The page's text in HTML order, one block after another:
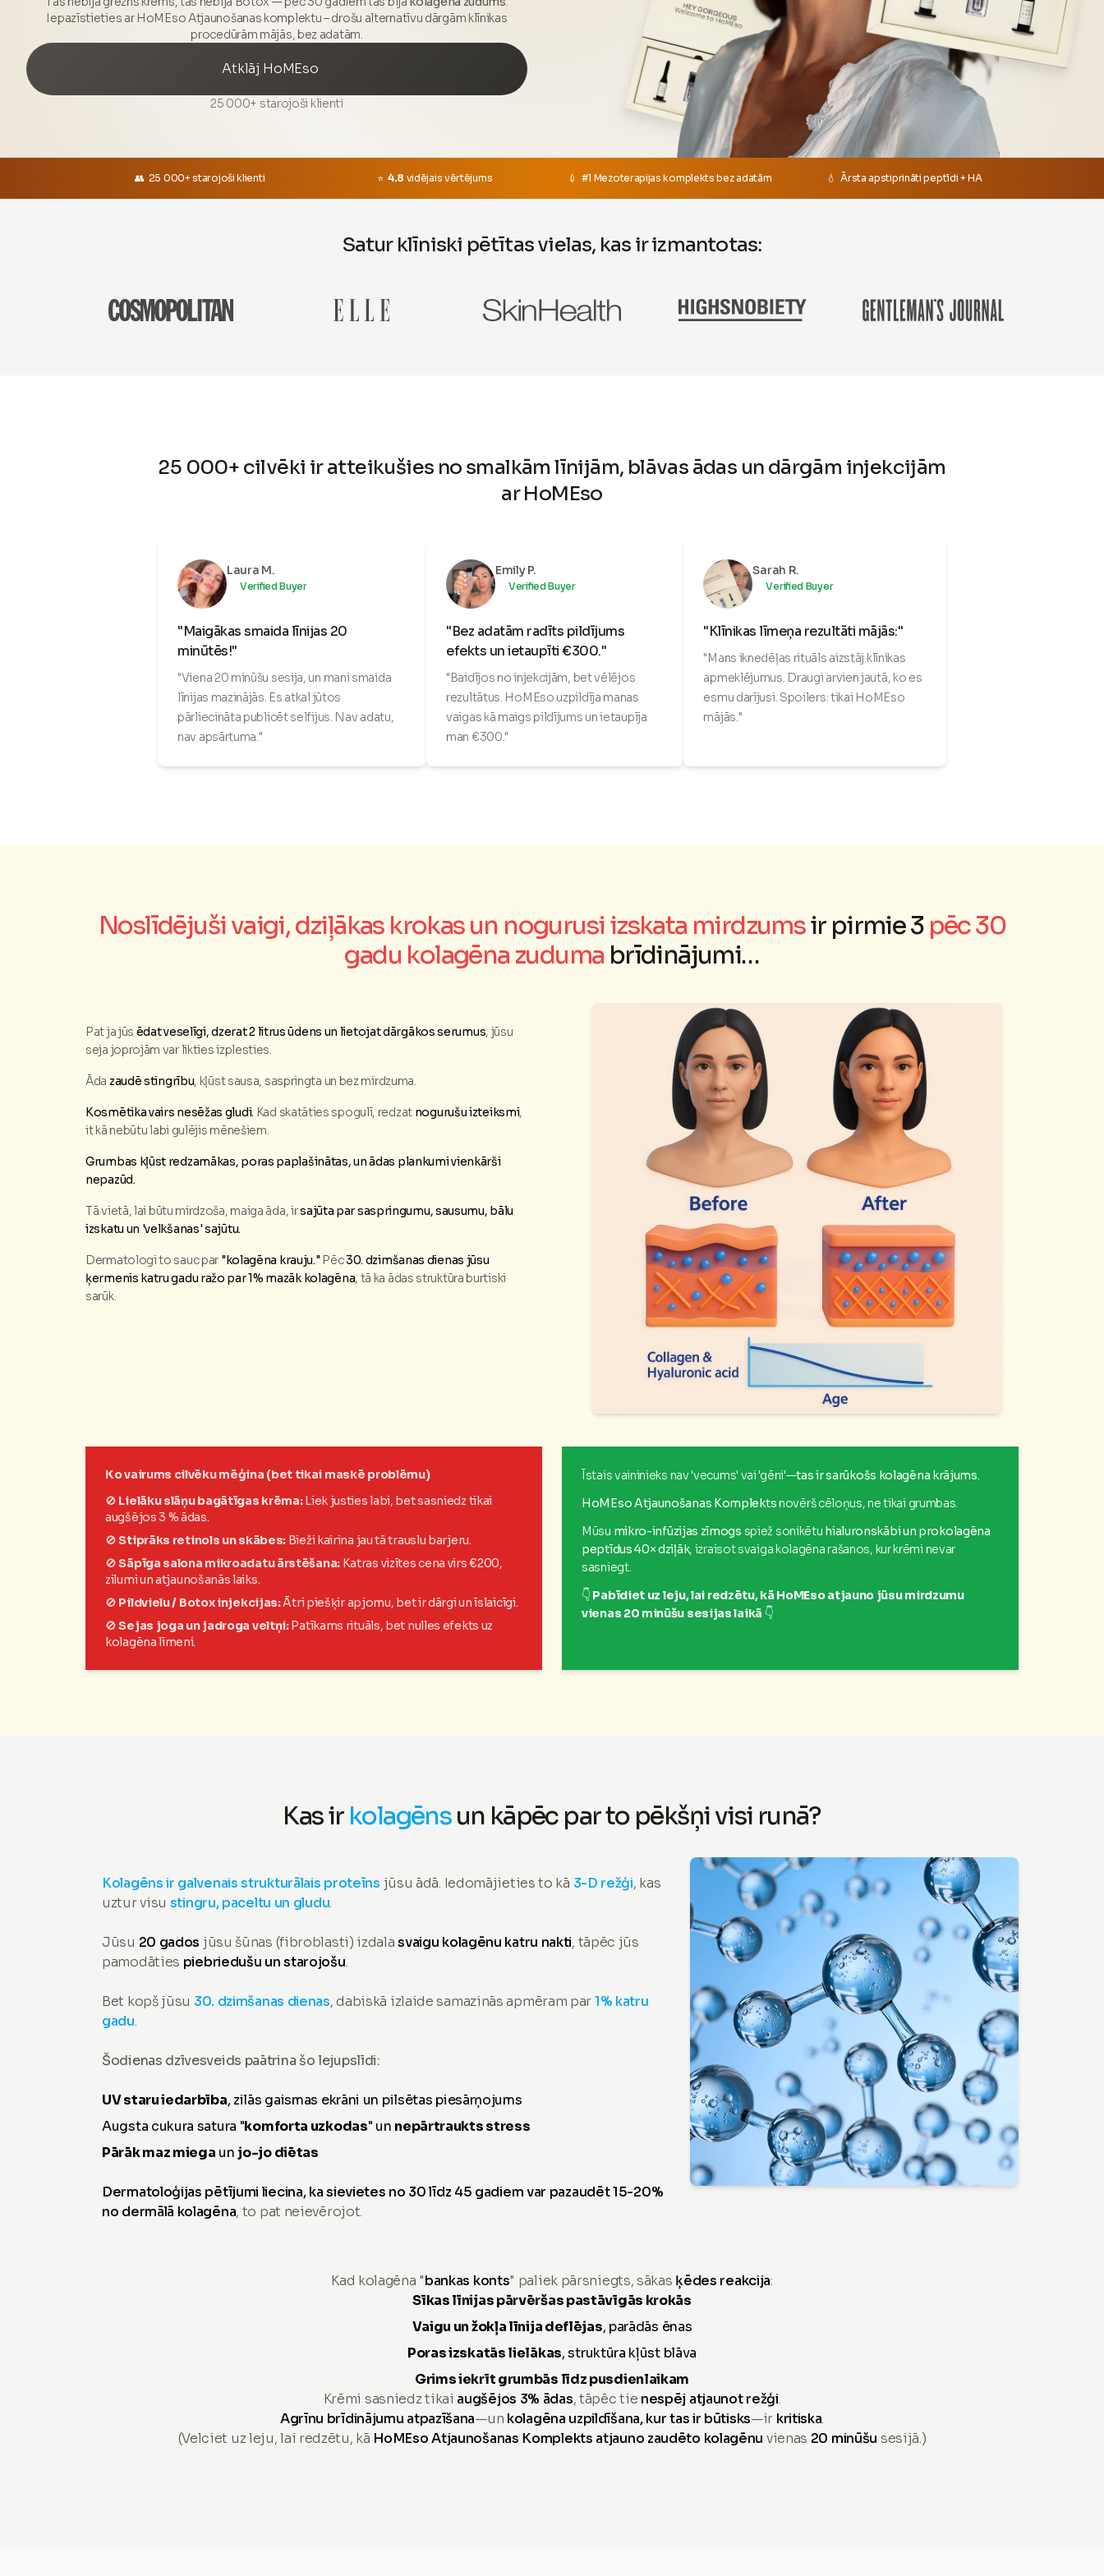
Iepazīstieties ar HoMEso Atjaunošanas komplektu – drošu alternatīvu dārgām klīnikas
procedūrām mājās, bez adatām.
Atklāj HoMEso
25 000+ starojoši klienti
👥 25 000+ starojoši klienti ⭐ 4.8 vidējais vērtējums 💉 #1 Mezoterapijas komplekts bez adatām 💧 Ārsta apstiprināti peptīdi + HA
Satur klīniski pētītas vielas, kas ir izmantotas:
25 000+ cilvēki ir atteikušies no smalkām līnijām, blāvas ādas un dārgām injekcijām
ar HoMEso
Laura M.
Verified Buyer
"Maigākas smaida līnijas 20
minūtēs!"
"Viena 20 minūšu sesija, un mani smaida
līnijas mazinājās. Es atkal jūtos
pārliecināta publicēt selfijus. Nav adatu,
nav apsārtuma."
Emily P.
Verified Buyer
"Bez adatām radīts pildījums
efekts un ietaupīti €300."
"Baidījos no injekcijām, bet vēlējos
rezultātus. HoMEso uzpildīja manas
vaigas kā maigs pildījums un ietaupīja
man €300."
Sarah R.
Verified Buyer
"Klīnikas līmeņa rezultāti mājās:"
"Mans iknedēļas rituāls aizstāj klīnikas
apmeklējumus. Draugi arvien jautā, ko es
esmu darījusi. Spoilers: tikai HoMEso
mājās."
Noslīdējuši vaigi, dziļākas krokas un nogurusi izskata mirdzumsir pirmie 3 pēc 30
gadu kolagēna zuduma brīdinājumi…
Pat ja jūs ēdat veselīgi, dzerat 2 litrus ūdens un lietojat dārgākos serumus, jūsu
seja joprojām var likties izplesties.
Āda zaudē stingrību, kļūst sausa, saspringta un bez mirdzuma.
Kosmētika vairs nesēžas gludi. Kad skatāties spogulī, redzat nogurušu izteiksmi,
it kā nebūtu labi gulējis mēnešiem.
Grumbas kļūst redzamākas, poras paplašinātas, un ādas plankumi vienkārši
nepazūd.
Tā vietā, lai būtu mirdzoša, maiga āda, irsajūta par saspringumu, sausumu, bālu
izskatu un 'velkšanas' sajūtu.
Dermatologi to sauc par "kolagēna krauju." Pēc30. dzimšanas dienas jūsu
ķermenis katru gadu ražo par 1% mazāk kolagēna, tā ka ādas struktūra burtiski
sarūk.
Ko vairums cilvēku mēģina (bet tikai maskē problēmu)
🚫 Lielāku slāņu bagātīgas krēma:Liek justies labi, bet sasniedz tikai
augšējos 3 % ādas.
🚫Stiprāks retinols un skābes: Bieži kairina jau tā trauslu barjeru.
🚫Sāpīga salona mikroadatu ārstēšana:Katras vizītes cena virs €200,
zilumi un atjaunošanās laiks.
🚫 Pildvielu / Botox injekcijas:Ātri piešķir apjomu, bet ir dārgi un īslaicīgi.
🚫Sejas joga un jadroga veltņi:Patīkams rituāls, bet nulles efekts uz
kolagēna līmeni.
Īstais vaininieks nav 'vecums' vai 'gēni'—tas ir sarūkošs kolagēna krājums.
HoMEso Atjaunošanas Komplektsnovērš cēloņus, ne tikai grumbas.
Mūsu mikro-infūzijas zīmogs spiež sonikētu hialuronskābi un prokolagēna
peptīdus 40× dziļāk, izraisot svaiga kolagēna rašanos, kur krēmi nevar
sasniegt.
👇 Pabīdiet uz leju, lai redzētu, kā HoMEso atjauno jūsu mirdzumu
vienas 20 minūšu sesijas laikā 👇
Kas ir kolagēnsun kāpēc par to pēkšņi visi runā?
Kolagēns ir galvenais strukturālais proteīns jūsu ādā. Iedomājieties to kā 3-D režģi, kas
uztur visu stingru, paceltu un gludu.
Jūsu 20 gados jūsu šūnas (fibroblasti) izdalasvaigu kolagēnu katru nakti, tāpēc jūs
pamodāties piebriedušu un starojošu.
Bet kopš jūsu 30. dzimšanas dienas, dabiskā izlaide samazinās apmēram par1% katru
gadu.
Šodienas dzīvesveids paātrina šo lejupslīdi:
UV staru iedarbība, zilās gaismas ekrāni un pilsētas piesārņojums
Augsta cukura satura "komforta uzkodas" un nepārtraukts stress
Pārāk maz miega un jo-jo diētas
Dermatoloģijas pētījumi liecina, ka sievietes no 30 līdz 45 gadiem var pazaudēt 15-20%
no dermālā kolagēna, to pat neievērojot.
Kad kolagēna "bankas konts" paliek pārsniegts, sākas ķēdes reakcija:
Sīkas līnijas pārvēršas pastāvīgās krokās
Vaigu un žokļa līnija deflējas, parādās ēnas
Poras izskatās lielākas, struktūra kļūst blāva
Grims iekrīt grumbās līdz pusdienlaikam
Krēmi sasniedz tikai augšējos 3% ādas, tāpēc tie nespēj atjaunot režģi.
Agrīnu brīdinājumu atpazīšana—un kolagēna uzpildīšana, kur tas ir būtisks—ir kritiska.
(Velciet uz leju, lai redzētu, kā HoMEso Atjaunošanas Komplekts atjauno zaudēto kolagēnu vienas 20 minūšu sesijā.)